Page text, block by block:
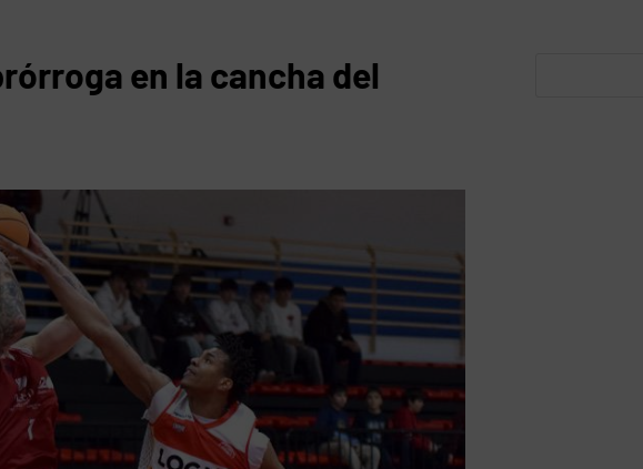
en la cancha del